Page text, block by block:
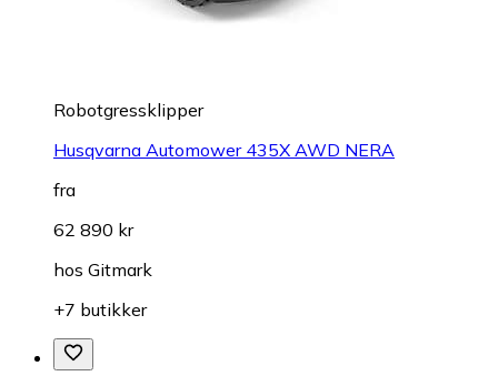
Robotgressklipper
Husqvarna Automower 435X AWD NERA
fra
62 890 kr
hos Gitmark
+7 butikker